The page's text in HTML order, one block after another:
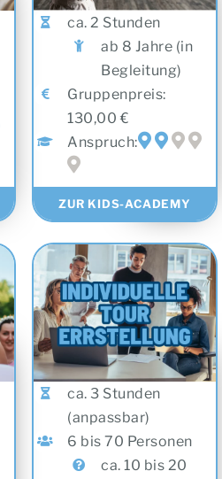
ca. 2 Stunden
ab 8 Jahre (in
Begleitung)
Gruppenpreis:
130,00 €
Anspruch:
ZUR KIDS-ACADEMY
ca. 3 Stunden
(anpassbar)
6 bis 70 Personen
ca. 10 bis 20